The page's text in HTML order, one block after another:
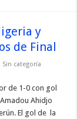
y
de Final
Sin categoría
de 1-0 con gol
Ahidjo
El gol de la